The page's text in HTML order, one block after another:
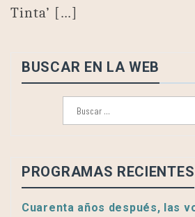
Tinta’ […]
BUSCAR EN LA WEB
PROGRAMAS RECIENTES
Cuarenta años después, las